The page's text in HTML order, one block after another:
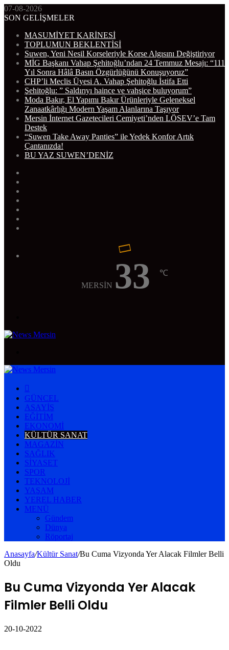
07-08-2026
SON GELİŞMELER
MASUMİYET KARİNESİ
TOPLUMUN BEKLENTİSİ
Suwen, Yeni Nesil Korseleriyle Korse Algısını Değiştiriyor
MİG Başkanı Vahap Şehitoğlu’ndan 24 Temmuz Mesajı: “111
Yıl Sonra Hâlâ Basın Özgürlüğünü Konuşuyoruz”
CHP’li Meclis Üyesi A. Vahap Şehitoğlu İstifa Etti
Şehitoğlu: ” Saldırıyı haince ve vahşice buluyorum”
Moda Bakır, El Yapımı Bakır Ürünleriyle Geleneksel
Zanaatkârlığı Modern Yaşam Alanlarına Taşıyor
Mersin İnternet Gazetecileri Cemiyeti’nden LÖSEV’e Tam
Destek
“Suwen Take Away Panties” ile Yedek Konfor Artık
Çantanızda!
BU YAZ SUWEN’DENİZ
MERSİN 33 ℃
...
GÜNCEL
ASAYIŞ
EĞITIM
EKONOMI
KÜLTÜR SANAT
MAGAZIN
SAĞLIK
SIYASET
SPOR
TEKNOLOJI
YAŞAM
YEREL HABER
MENÜ
Gündem
Dünya
Röportaj
Anasayfa/Kültür Sanat/Bu Cuma Vizyonda Yer Alacak Filmler Belli
Oldu
Bu Cuma Vizyonda Yer Alacak
Filmler Belli Oldu
20-10-2022